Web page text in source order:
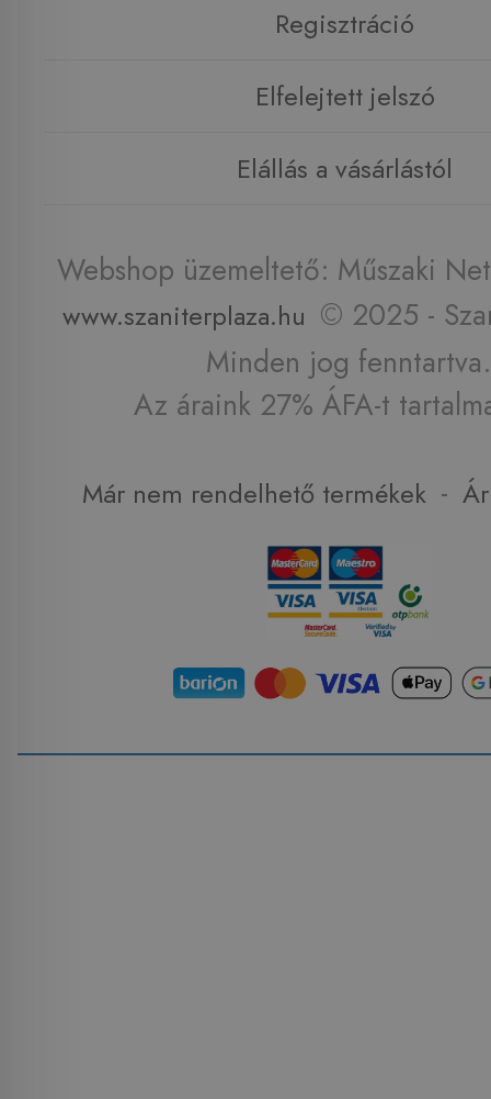
Regisztráció
Elfelejtett jelszó
Elállás a vásárlástól
Webshop üzemeltető: Műszaki
www.szaniterplaza.hu © 2025 -
Minden jog fenntartva.
Az áraink 27% ÁFA-t
Már nem rendelhető termékek -